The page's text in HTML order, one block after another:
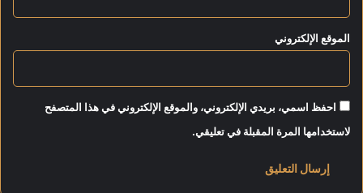
الموقع الإلكتروني
احفظ اسمي، بريدي الإلكتروني، والموقع الإلكتروني في هذا المتصفح
لاستخدامها المرة المقبلة في تعليقي.